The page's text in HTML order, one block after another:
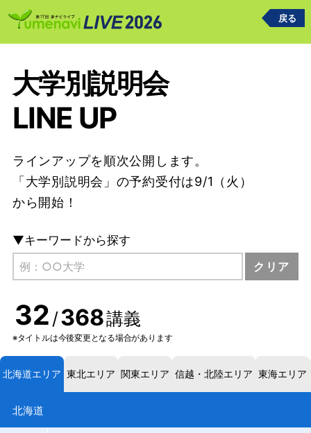
戻る
大学別説明会
LINE UP
ラインアップを順次公開します。
「大学別説明会」の予約受付は9/1（火）
から開始！
▼キーワードから探す
クリア
32 /368講義
※タイトルは今後変更となる場合があります
北海道エリア 東北エリア 関東エリア 信越・北陸エリア 東海エリア
北海道